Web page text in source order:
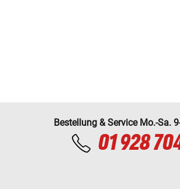
Bestellung & Service Mo.-Sa.
01 928